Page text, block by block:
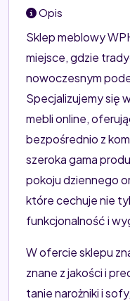
Opis
Sklep meblowy
miejsce, gdzie
nowoczesnym
Specjalizujemy się
mebli online,
bezpośrednio z
szeroka gama
pokoju dziennego
które cechuje nie
funkcjonalność i
W ofercie sklepu
znane z jakości i
tanie narożniki i